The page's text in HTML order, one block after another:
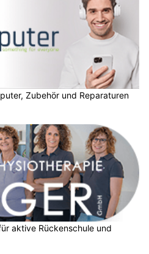
Zubehör und Reparaturen
aktive Rückenschule und